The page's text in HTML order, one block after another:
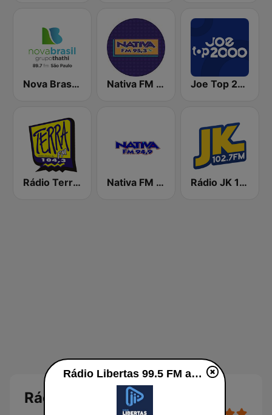
Nova Brasil 89.7 SP Nativa FM - São Paulo Joe Top 2000
Rádio Terra FM Nativa FM Poços de Caldas Rádio JK 102.7 FM
Rádio Libertas 99.5 FM
Rádio Libertas 99.5 FM ao vivo